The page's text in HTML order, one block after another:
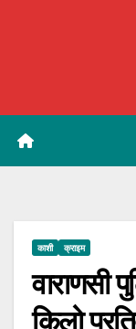
काशी क्राइम
वाराणसी
किलो